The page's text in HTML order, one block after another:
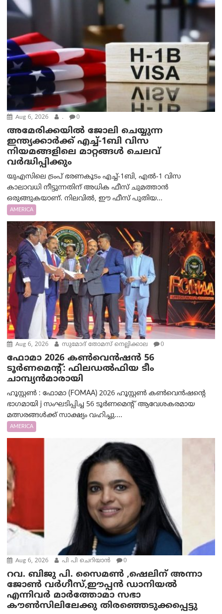
Aug 6, 2026 . 0
അമേരിക്കയില്‍ ജോലി ചെയ്യുന്ന
ഇന്ത്യക്കാർക്ക് എച്ച്-1ബി വിസ
നിയമങ്ങളിലെ മാറ്റങ്ങൾ ചെലവ്
വർദ്ധിപ്പിക്കും
യുഎസിലെ ട്രംപ് ഭരണകൂടം എച്ച്-1ബി, എൽ-1 വിസ
കാലാവധി നീട്ടുന്നതിന് അധിക ഫീസ് ചുമത്താൻ
ഒരുങ്ങുകയാണ്. നിലവിൽ, ഈ ഫീസ് പുതിയ...
AMERICA
Aug 6, 2026 സുമോദ് തോമസ് നെല്ലിക്കാല 0
ഫോമാ 2026 കൺവെൻഷൻ 56
ടൂർണമെന്റ്: ഫിലഡൽഫിയ ടീം
ചാമ്പ്യൻമാരായി
ഹൂസ്റ്റൺ : ഫോമാ (FOMAA) 2026 ഹൂസ്റ്റൺ കൺവെൻഷന്റെ
ഭാഗമായി j സംഘടിപ്പിച്ച 56 ടൂർണമെന്റ് ആവേശകരമായ
മത്സരങ്ങൾക്ക് സാക്ഷ്യം വഹിച്ചു....
AMERICA
Aug 6, 2026 പി പി ചെറിയാൻ 0
റവ. ബിജു പി. സൈമൺ ,ഷെലിന് അന്നാ
ജോൺ വർഗീസ്,ഈപ്പൻ ഡാനിയൽ
എന്നിവർ മാർത്തോമാ സഭാ
കൗൺസിലിലേക്കു തിരഞ്ഞെടുക്കപ്പെട്ടു